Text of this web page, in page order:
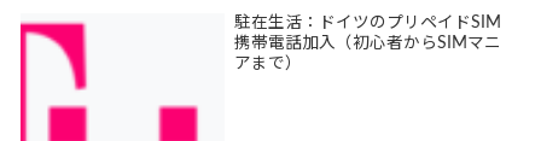
駐在生活：ドイツのプリペイドSIM
携帯電話加入（初心者からSIMマニ
アまで）